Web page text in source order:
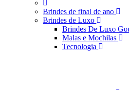
Brindes de final de ano
Brindes de Luxo
Brindes De Luxo
Malas e Mochilas
Tecnologia